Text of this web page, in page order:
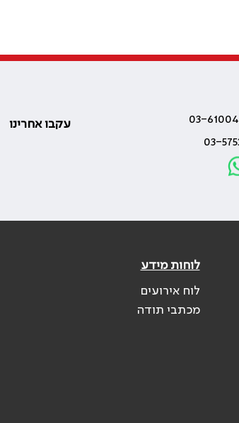
עקבו אחרינו
לוחות מידע
לוח אירועים
מכתבי תודה